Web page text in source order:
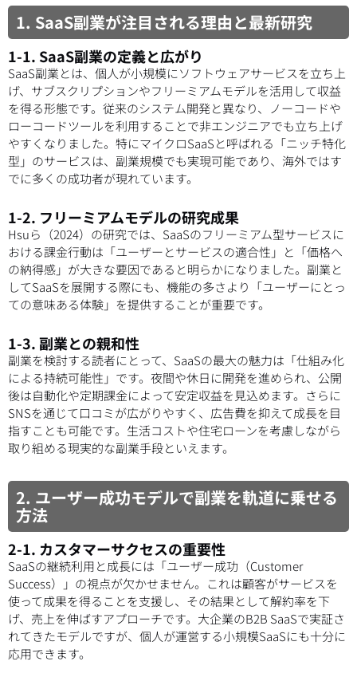
1. SaaS副業が注目される理由と最新研究
1-1. SaaS副業の定義と広がり
SaaS副業とは、個人が小規模にソフトウェアサービスを立ち上
げ、サブスクリプションやフリーミアムモデルを活用して収益
を得る形態です。従来のシステム開発と異なり、ノーコードや
ローコードツールを利用することで非エンジニアでも立ち上げ
やすくなりました。特にマイクロSaaSと呼ばれる「ニッチ特化
型」のサービスは、副業規模でも実現可能であり、海外ではす
でに多くの成功者が現れています。
1-2. フリーミアムモデルの研究成果
Hsuら（2024）の研究では、SaaSのフリーミアム型サービスに
おける課金行動は「ユーザーとサービスの適合性」と「価格へ
の納得感」が大きな要因であると明らかになりました。副業と
してSaaSを展開する際にも、機能の多さより「ユーザーにとっ
ての意味ある体験」を提供することが重要です。
1-3. 副業との親和性
副業を検討する読者にとって、SaaSの最大の魅力は「仕組み化
による持続可能性」です。夜間や休日に開発を進められ、公開
後は自動化や定期課金によって安定収益を見込めます。さらに
SNSを通じて口コミが広がりやすく、広告費を抑えて成長を目
指すことも可能です。生活コストや住宅ローンを考慮しながら
取り組める現実的な副業手段といえます。
2. ユーザー成功モデルで副業を軌道に乗せる
方法
2-1. カスタマーサクセスの重要性
SaaSの継続利用と成長には「ユーザー成功（Customer
Success）」の視点が欠かせません。これは顧客がサービスを
使って成果を得ることを支援し、その結果として解約率を下
げ、売上を伸ばすアプローチです。大企業のB2B SaaSで実証さ
れてきたモデルですが、個人が運営する小規模SaaSにも十分に
応用できます。